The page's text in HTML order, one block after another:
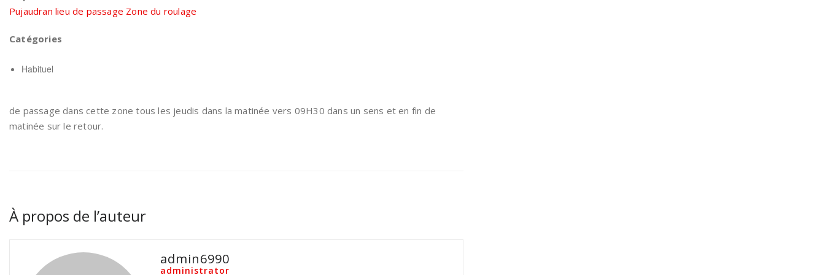
Pujaudran lieu de passage Zone du roulage
Catégories
Habituel
de passage dans cette zone tous les jeudis dans la matinée vers 09H30 dans un sens et en fin de
matinée sur le retour.
À propos de l’auteur
admin6990
administrator